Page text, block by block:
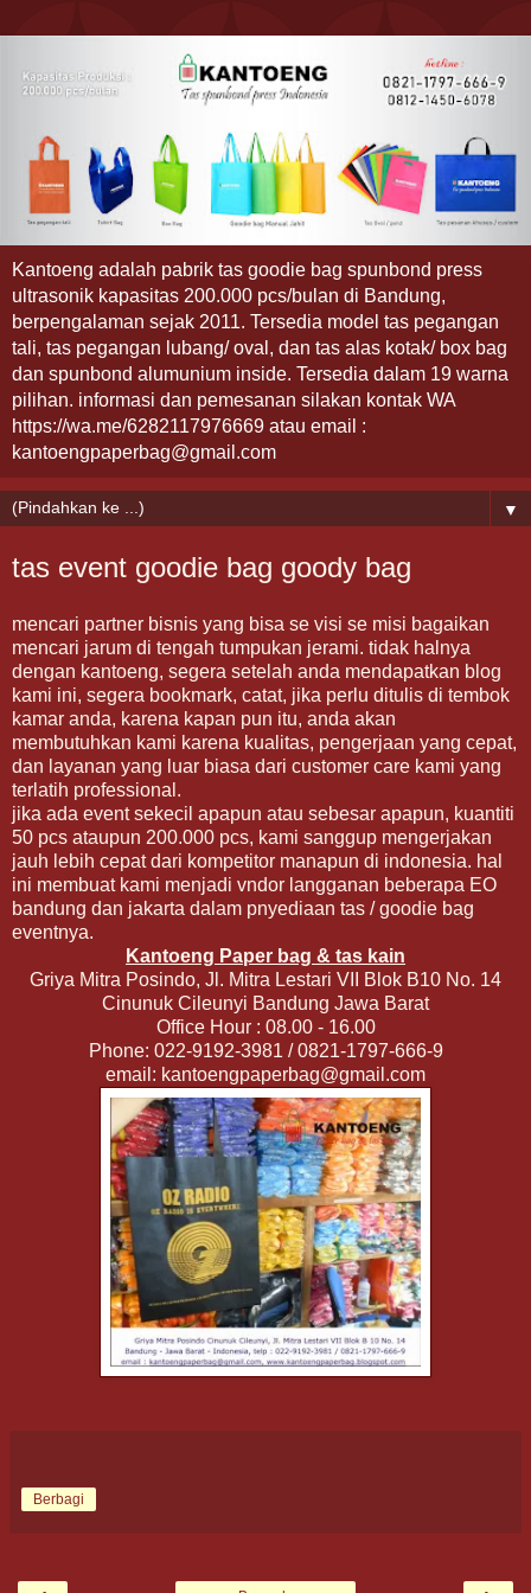
Kantoeng adalah pabrik tas goodie bag spunbond press
ultrasonik kapasitas 200.000 pcs/bulan di Bandung,
berpengalaman sejak 2011. Tersedia model tas pegangan
tali, tas pegangan lubang/ oval, dan tas alas kotak/ box bag
dan spunbond alumunium inside. Tersedia dalam 19 warna
pilihan. informasi dan pemesanan silakan kontak WA
https://wa.me/6282117976669 atau email :
kantoengpaperbag@gmail.com
▼
tas event goodie bag goody bag
mencari partner bisnis yang bisa se visi se misi bagaikan
mencari jarum di tengah tumpukan jerami. tidak halnya
dengan kantoeng, segera setelah anda mendapatkan blog
kami ini, segera bookmark, catat, jika perlu ditulis di tembok
kamar anda, karena kapan pun itu, anda akan
membutuhkan kami karena kualitas, pengerjaan yang cepat,
dan layanan yang luar biasa dari customer care kami yang
terlatih professional.
jika ada event sekecil apapun atau sebesar apapun, kuantiti
50 pcs ataupun 200.000 pcs, kami sanggup mengerjakan
jauh lebih cepat dari kompetitor manapun di indonesia. hal
ini membuat kami menjadi vndor langganan beberapa EO
bandung dan jakarta dalam pnyediaan tas / goodie bag
eventnya.
Kantoeng Paper bag & tas kain
Griya Mitra Posindo, Jl. Mitra Lestari VII Blok B10 No. 14
Cinunuk Cileunyi Bandung Jawa Barat
Office Hour : 08.00 - 16.00
Phone: 022-9192-3981 / 0821-1797-666-9
email: kantoengpaperbag@gmail.com
Berbagi